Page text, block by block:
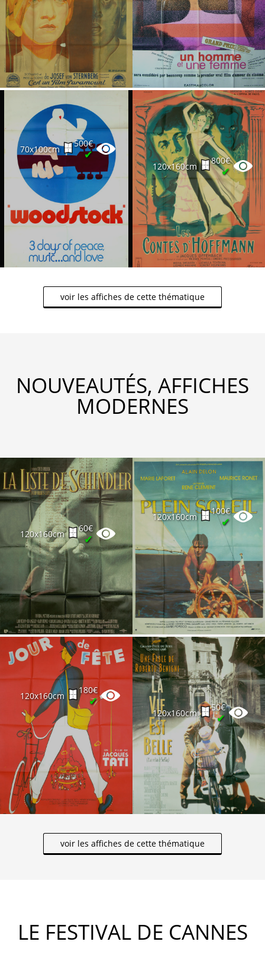
70x100cm
500€
✔
120x160cm
800€
✔
voir les affiches de cette thématique
NOUVEAUTÉS, AFFICHES
MODERNES
120x160cm
60€
✔
120x160cm
100€
✔
120x160cm
180€
✔
120x160cm
50€
✔
voir les affiches de cette thématique
LE FESTIVAL DE CANNES